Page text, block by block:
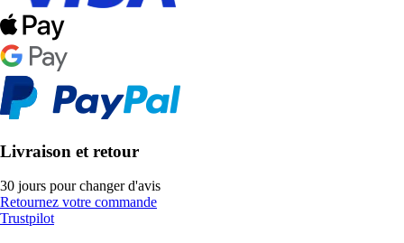
Livraison et retour
30 jours pour changer d'avis
Retournez votre commande
Trustpilot